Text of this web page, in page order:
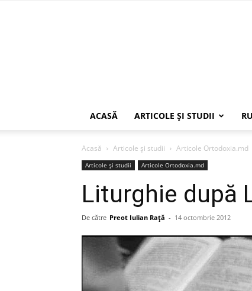
ACASĂ ARTICOLE ŞI STUDII
Acasă Articole şi studii Articole Ortodoxia.md
Articole şi studii Articole Ortodoxia.md
Liturghie după
De către Preot Iulian Raţă - 14 octombrie 2012